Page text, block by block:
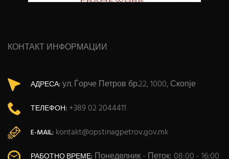
КОНТАКТ ИНФОРМАЦИИ
АДРЕСА: ул. Ѓорче Петров бр.22, 1000, Скопје
ТЕЛЕФОН: +389 02 2044411
E-MAIL: kontakt@opstinagpetrov.gov.mk